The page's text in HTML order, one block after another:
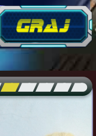
\\ \\ \\ \\ \]